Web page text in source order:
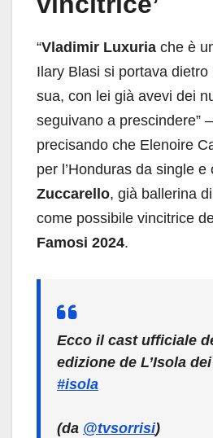
“Vladimir Luxuria che è
Ilary Blasi si portava
sua, con lei già avevi dei
seguivano a prescindere”
precisando che Elenoire
per l’Honduras da single e
Zuccarello, già ballerina di
come possibile vincitrice
Famosi 2024.
Ecco il cast ufficiale
edizione de L’Isola
#isola
(da @tvsorrisi)